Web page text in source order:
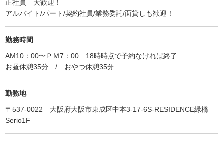
正社員 大歓迎！
アルバイト/パート/契約社員/業務委託/面貸しも歓迎！
勤務時間
AM10：00〜ＰＭ7：00 18時時点で予約なければ終了
お昼休憩35分 / おやつ休憩35分
勤務地
〒537-0022 大阪府大阪市東成区中本3-17-6S-RESIDENCE緑橋
Serio1F